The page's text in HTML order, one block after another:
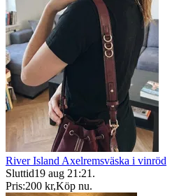
River Island Axelremsväska i vinröd
Sluttid19 aug 21:21 .
Pris:200 kr,Köp nu.